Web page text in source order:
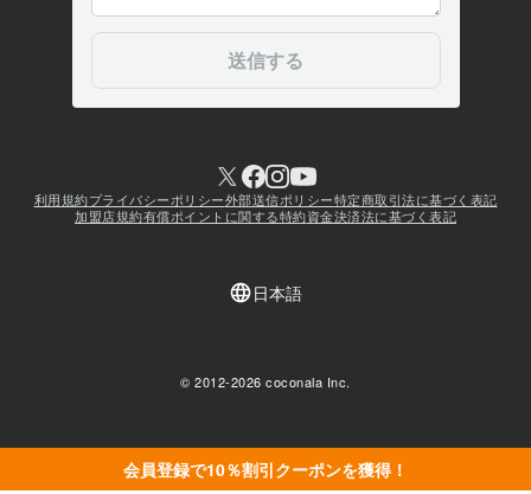
会員登録で10％割引クーポンを獲得！